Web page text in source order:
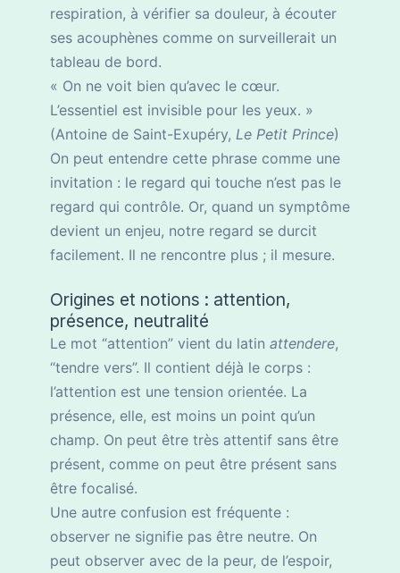
respiration, à vérifier sa douleur, à écouter
ses acouphènes comme on surveillerait un
tableau de bord.
« On ne voit bien qu’avec le cœur.
L’essentiel est invisible pour les yeux. »
(Antoine de Saint-Exupéry, Le Petit Prince)
On peut entendre cette phrase comme une
invitation : le regard qui touche n’est pas le
regard qui contrôle. Or, quand un symptôme
devient un enjeu, notre regard se durcit
facilement. Il ne rencontre plus ; il mesure.
Origines et notions : attention,
présence, neutralité
Le mot “attention” vient du latin attendere,
“tendre vers”. Il contient déjà le corps :
l’attention est une tension orientée. La
présence, elle, est moins un point qu’un
champ. On peut être très attentif sans être
présent, comme on peut être présent sans
être focalisé.
Une autre confusion est fréquente :
observer ne signifie pas être neutre. On
peut observer avec de la peur, de l’espoir,